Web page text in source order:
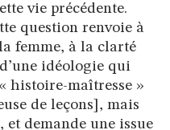
vie précédente.
question renvoie à
femme, à la clarté
idéologie qui
histoire-maîtresse »
de leçons], mais
demande une issue